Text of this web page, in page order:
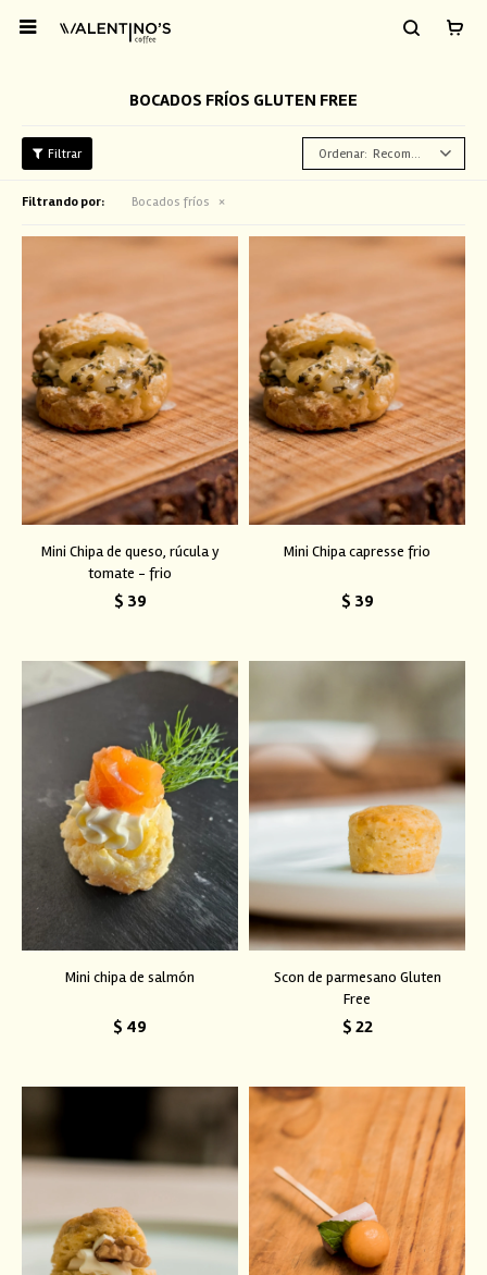

BOCADOS FRÍOS GLUTEN FREE
Recomendados
Filtrando por: Bocados fríos
Mini Chipa de queso, rúcula y
tomate - frio
$ 39
Mini Chipa capresse frio
$ 39
Mini chipa de salmón
$ 49
Scon de parmesano Gluten
Free
$ 22